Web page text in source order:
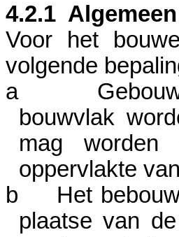
4.2.1 Algemeen
Voor het
volgende
a
bouwvlak
mag worden
oppervlakte van
b
Het
plaatse van